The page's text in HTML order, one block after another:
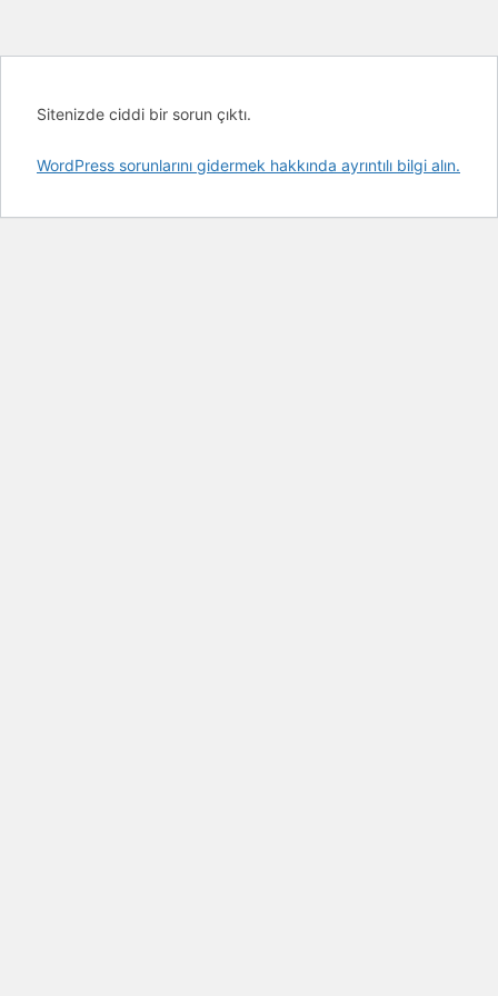
Sitenizde ciddi bir sorun çıktı.
WordPress sorunlarını gidermek hakkında ayrıntılı bilgi alın.